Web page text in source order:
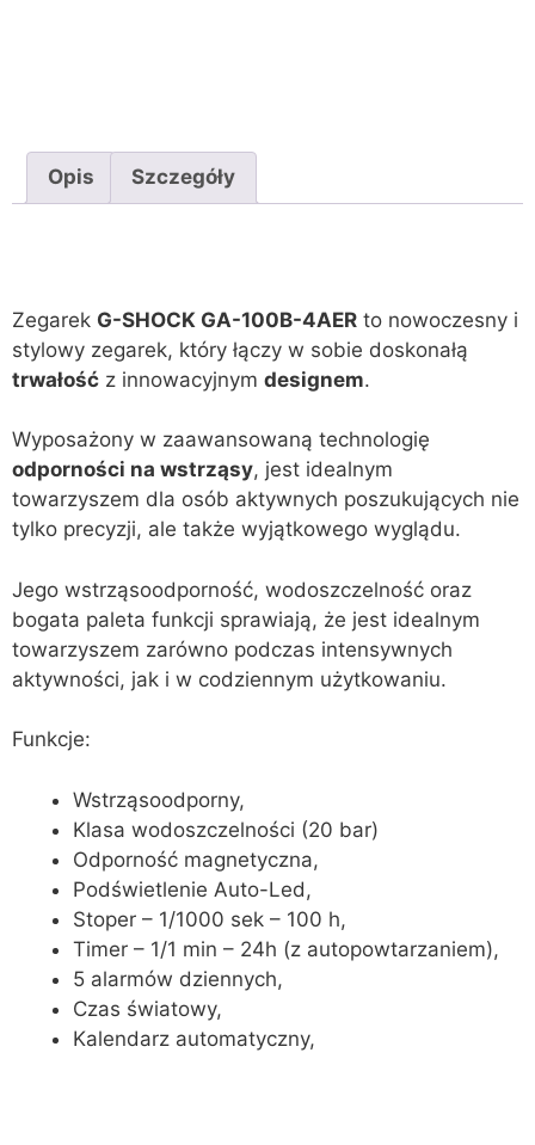
Opis Szczegóły
Zegarek G-SHOCK GA-100B-4AER to nowoczesny i
stylowy zegarek, który łączy w sobie doskonałą
trwałość z innowacyjnym designem.
Wyposażony w zaawansowaną technologię
odporności na wstrząsy, jest idealnym
towarzyszem dla osób aktywnych poszukujących nie
tylko precyzji, ale także wyjątkowego wyglądu.
Jego wstrząsoodporność, wodoszczelność oraz
bogata paleta funkcji sprawiają, że jest idealnym
towarzyszem zarówno podczas intensywnych
aktywności, jak i w codziennym użytkowaniu.
Funkcje:
Wstrząsoodporny,
Klasa wodoszczelności (20 bar)
Odporność magnetyczna,
Podświetlenie Auto-Led,
Stoper – 1/1000 sek – 100 h,
Timer – 1/1 min – 24h (z autopowtarzaniem),
5 alarmów dziennych,
Czas światowy,
Kalendarz automatyczny,